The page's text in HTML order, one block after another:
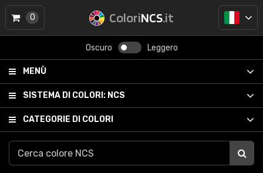
ColoriNCS.it
Oscuro Leggero
MENÙ
SISTEMA DI COLORI: NCS
CATEGORIE DI COLORI
0